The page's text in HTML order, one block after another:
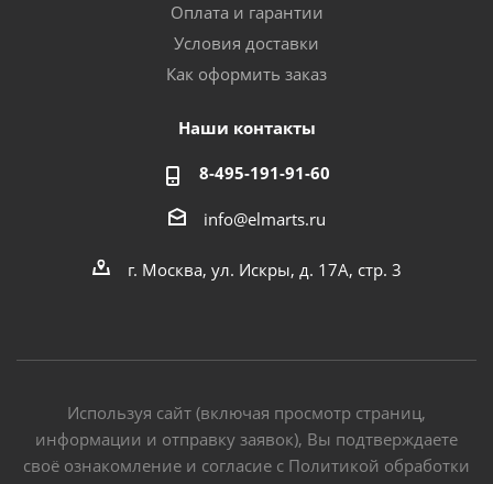
Оплата и гарантии
Условия доставки
Как оформить заказ
Наши контакты
8-495-191-91-60
info@elmarts.ru
г. Москва, ул. Искры, д. 17А, стр. 3
Используя сайт (включая просмотр страниц,
информации и отправку заявок), Вы подтверждаете
своё ознакомление и согласие с Политикой обработки